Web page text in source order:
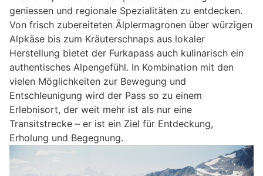
geniessen und regionale Spezialitäten zu entdecken.
Von frisch zubereiteten Älplermagronen über würzigen
Alpkäse bis zum Kräuterschnaps aus lokaler
Herstellung bietet der Furkapass auch kulinarisch ein
authentisches Alpengefühl. In Kombination mit den
vielen Möglichkeiten zur Bewegung und
Entschleunigung wird der Pass so zu einem
Erlebnisort, der weit mehr ist als nur eine
Transitstrecke – er ist ein Ziel für Entdeckung,
Erholung und Begegnung.